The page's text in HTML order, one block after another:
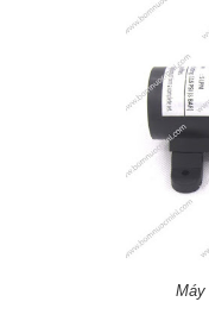
sài
Máy
Máy